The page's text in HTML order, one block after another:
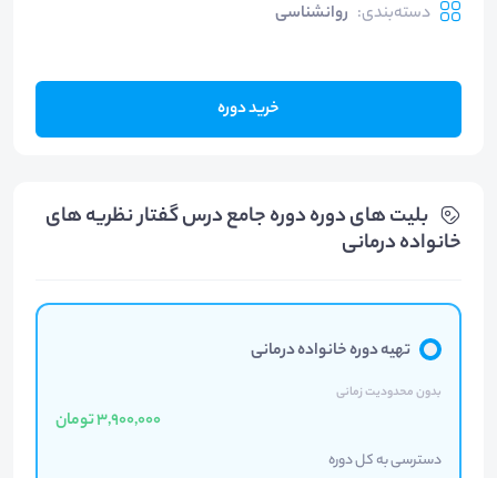
دسته‌بندی: روانشناسی
خرید دوره
بلیت های دوره دوره جامع درس گفتار نظریه های
خانواده درمانی
تهیه دوره خانواده درمانی
بدون محدودیت زمانی
3,900,000 تومان
دسترسی به کل دوره